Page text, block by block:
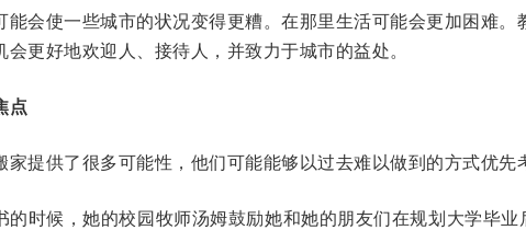
能会使一些城市的状况变得更糟。在那里生活可能会更加困难。
更好地欢迎人、接待人，并致力于城市的益处。
点
提供了很多可能性，他们可能能够以过去难以做到的方式优先
的时候，她的校园牧师汤姆鼓励她和她的朋友们在规划大学毕